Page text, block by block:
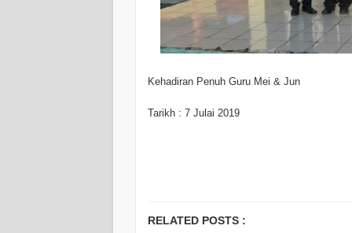
Kehadiran Penuh Guru Mei & Jun
Tarikh : 7 Julai 2019
RELATED POSTS :